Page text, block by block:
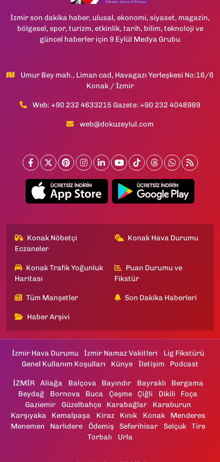
İzmir son dakika haber, ulusal, ekonomi, siyaset, magazin,
bölgesel, spor, turizm, etkinlik, tarih, bilim, teknoloji ve
güncel haberler için 9 Eylül Medya Grubu
Umur Bey mah., Liman cad, Havagazı Yerleşkesi No:16/6
Konak / İzmir
Web: +90 232 4633215 Gazete: +90 232 4048989
web@dokuzeylul.com
Konak Nöbetçi
Eczaneler
Konak Hava Durumu
Konak Trafik Yoğunluk
Haritası
Puan Durumu ve
Fikstür
Tüm Manşetler Son Dakika Haberleri
Haber Arşivi
İzmir Hava Durumu İzmir Namaz Vakitleri
Lig Fikstürü
Genel Kullanım Koşulları
Künye İletişim Podcast
İZMİR Aliağa Balçova Bayındır Bayraklı
Bergama
Beydağ
Bornova Buca Çeşme Çiğli Dikili
Foça
Gaziemir
Güzelbahçe Karabağlar
Karaburun
Karşıyaka
Kemalpaşa Kiraz Kınık Konak
Menderes
Menemen
Narlıdere Ödemiş Seferihisar Selçuk
Tire
Torbalı
Urla